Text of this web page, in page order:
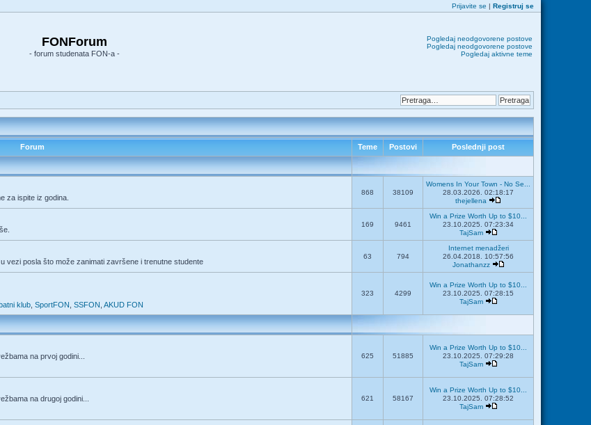
Prijavite se | Registruj se
FONForum
- forum studenata FON-a -
Pogledaj neodgovorene postove
Pogledaj neodgovorene postove
Pogledaj aktivne teme
Forum Teme Postovi Poslednji post
za ispite iz godina.
868 38109
Womens In Your Town - No Se...
28.03.2026. 02:18:17
thejellena
169 9461
Win a Prize Worth Up to $10...
23.10.2025. 07:23:34
TajSam
vezi posla što može zanimati završene i trenutne studente
63 794
Internet menadžeri
26.04.2018. 10:57:56
Jonathanzz
klub SportFON SSFON AKUD FON
323 4299
Win a Prize Worth Up to $10...
23.10.2025. 07:28:15
TajSam
na prvoj godini...
625 51885
Win a Prize Worth Up to $10...
23.10.2025. 07:29:28
TajSam
na drugoj godini...
621 58167
Win a Prize Worth Up to $10...
23.10.2025. 07:28:52
TajSam